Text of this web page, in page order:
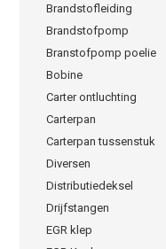
Brandstofleiding
Brandstofpomp
Branstofpomp poelie
Bobine
Carter ontluchting
Carterpan
Carterpan tussenstuk
Diversen
Distributiedeksel
Drijfstangen
EGR klep